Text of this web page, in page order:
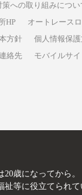
への取り組みについ
HP
オートレース
方針 個人情報保
絡先 モバイルサイ
20歳になってから。
等に役立てられて